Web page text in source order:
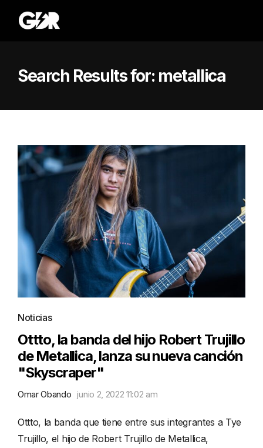
Search Results for: metallica
Noticias
Ottto, la banda del hijo Robert Trujillo
de Metallica, lanza su nueva canción
"Skyscraper"
Omar Obando junio 2, 2022 11:02 am
Ottto, la banda que tiene entre sus integrantes a Tye
Trujillo, el hijo de Robert Trujillo de Metallica,